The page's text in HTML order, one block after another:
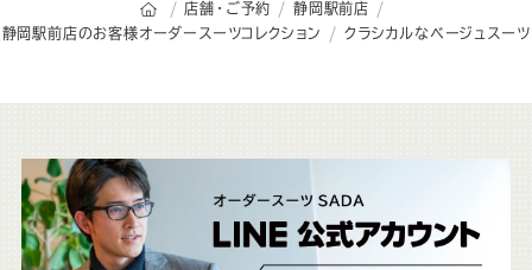
オーダースーツSADAのトップページ
店舗・ご予約
静岡駅前店
静岡駅前店のお客様オーダースーツコレクション
クラシカルなベージュスーツ
こ
ち